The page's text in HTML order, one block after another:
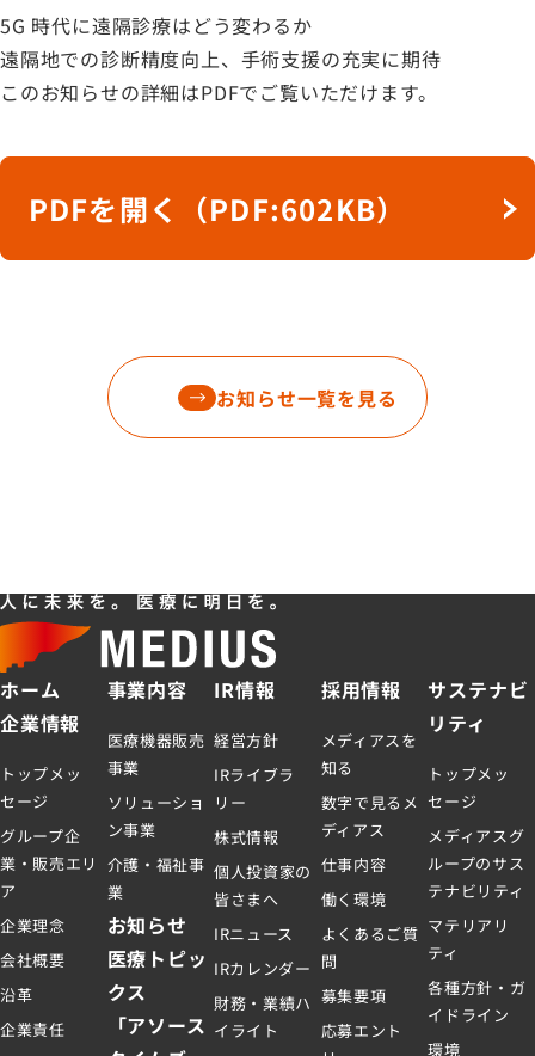
5G 時代に遠隔診療はどう変わるか
遠隔地での診断精度向上、手術支援の充実に期待
このお知らせの詳細はPDFでご覧いただけます。
PDFを開く（PDF:602KB）
お知らせ一覧を見る
ホーム
企業情報
トップメッ
セージ
グループ企
業・販売エリ
ア
企業理念
会社概要
沿革
企業責任
事業内容
医療機器販売
事業
ソリューショ
ン事業
介護・福祉事
業
お知らせ
医療トピッ
クス
「アソース
IR情報
経営方針
IRライブラ
リー
株式情報
個人投資家の
皆さまへ
IRニュース
IRカレンダー
財務・業績ハ
イライト
採用情報
メディアスを
知る
数字で見るメ
ディアス
仕事内容
働く環境
よくあるご質
問
募集要項
応募エント
サステナビ
リティ
トップメッ
セージ
メディアスグ
ループのサス
テナビリティ
マテリアリ
ティ
各種方針・ガ
イドライン
環境